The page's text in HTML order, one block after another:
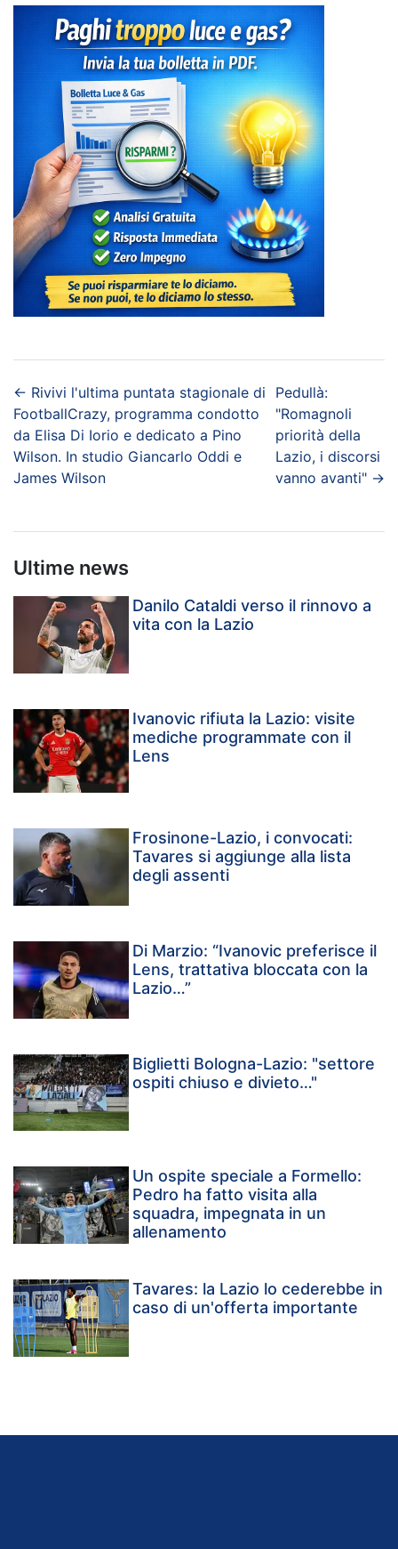
← Rivivi l'ultima puntata stagionale di
FootballCrazy, programma condotto
da Elisa Di Iorio e dedicato a Pino
Wilson. In studio Giancarlo Oddi e
James Wilson
Pedullà:
"Romagnoli
priorità della
Lazio, i discorsi
vanno avanti"→
Ultime news
Danilo Cataldi verso il rinnovo a
vita con la Lazio
Ivanovic rifiuta la Lazio: visite
mediche programmate con il
Lens
Frosinone-Lazio, i convocati:
Tavares si aggiunge alla lista
degli assenti
Di Marzio: “Ivanovic preferisce il
Lens, trattativa bloccata con la
Lazio…”
Biglietti Bologna-Lazio: "settore
ospiti chiuso e divieto…"
Un ospite speciale a Formello:
Pedro ha fatto visita alla
squadra, impegnata in un
allenamento
Tavares: la Lazio lo cederebbe in
caso di un'offerta importante